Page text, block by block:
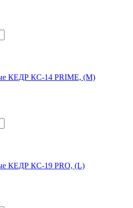
КЕДР КС-14 PRIME, (M)
КЕДР КС-19 PRO, (L)